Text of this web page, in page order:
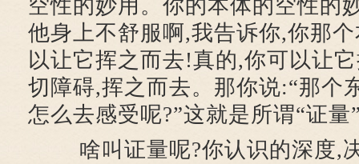
空性的妙用。你的本体的空性的
他身上不舒服啊,我告诉你,你那
以让它挥之而去!真的,你可以让
切障碍,挥之而去。那你说:“那个
怎么去感受呢?”这就是所谓“证量
啥叫证量呢?你认识的深度,